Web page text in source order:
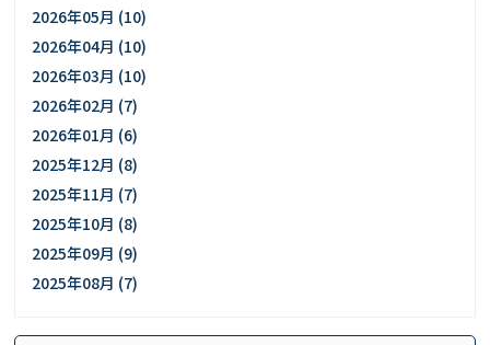
2026年05月 (10)
2026年04月 (10)
2026年03月 (10)
2026年02月 (7)
2026年01月 (6)
2025年12月 (8)
2025年11月 (7)
2025年10月 (8)
2025年09月 (9)
2025年08月 (7)